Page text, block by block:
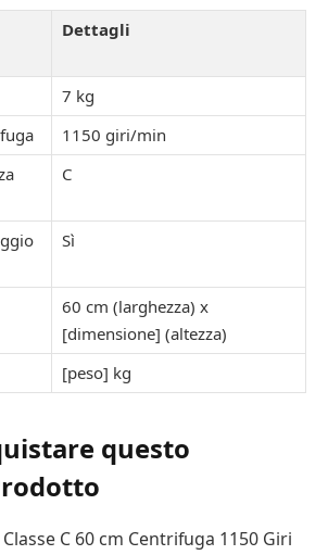
Dettagli
7 kg
1150 giri/min
C
Sì
60 cm (larghezza) x
[dimensione] (altezza)
[peso] kg
questo
C 60 cm Centrifuga 1150 Giri